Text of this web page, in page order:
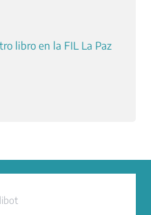
libro en la FIL La Paz